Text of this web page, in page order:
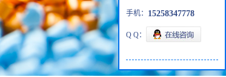
手机： 15258347778
Q Q：